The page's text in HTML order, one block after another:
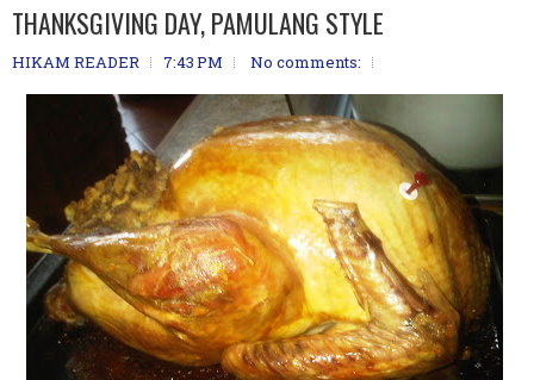
THANKSGIVING DAY, PAMULANG STYLE
HIKAM READER 7:43 PM No comments: